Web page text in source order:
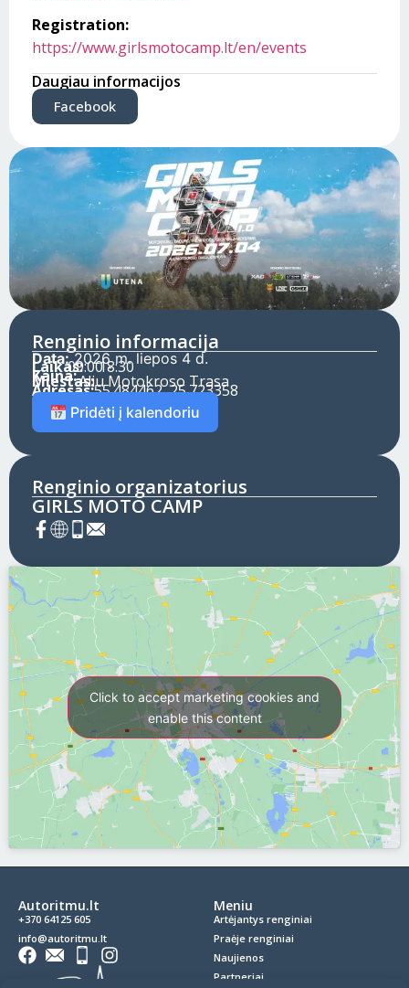
Registration:
https://www.girlsmotocamp.lt/en/events
Daugiau informacijos
Facebook
Renginio informacija
Data:2026 m. liepos 4 d.
Laikas:09:00 -18:30
Kaina:
Miestas:Aliu Motokroso Trasa
Adresas:55.484462, 25.723358
Pridėti į kalendoriu
Renginio organizatorius
GIRLS MOTO CAMP
Click to accept marketing cookies and
enable this content
Autoritmu.lt
+370 64125 605
info@autoritmu.lt
Meniu
Artėjantys renginiai
Praėje renginiai
Naujienos
Partneriai